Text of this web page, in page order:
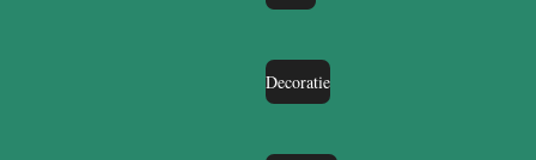
Decoratie